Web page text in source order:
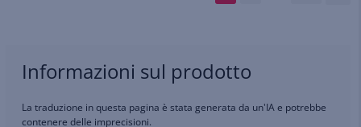
Informazioni sul prodotto
La traduzione in questa pagina è stata generata da un'IA e potrebbe
contenere delle imprecisioni.